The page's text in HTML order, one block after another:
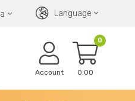
Language
0
0.00
Account